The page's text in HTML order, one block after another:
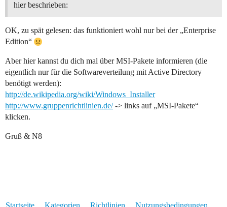
hier beschrieben:
OK, zu spät gelesen: das funktioniert wohl nur bei der „Enterprise
Edition“
Aber hier kannst du dich mal über MSI-Pakete informieren (die
eigentlich nur für die Softwareverteilung mit Active Directory
benötigt werden):
http://de.wikipedia.org/wiki/Windows_Installer
http://www.gruppenrichtlinien.de/-> links auf „MSI-Pakete“
klicken.
Gruß & N8
Startseite Kategorien Richtlinien Nutzungsbedingungen